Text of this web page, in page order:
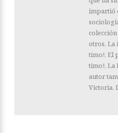
impartió
otros, La
timo!, El
timo!, La
autor
Victoria.